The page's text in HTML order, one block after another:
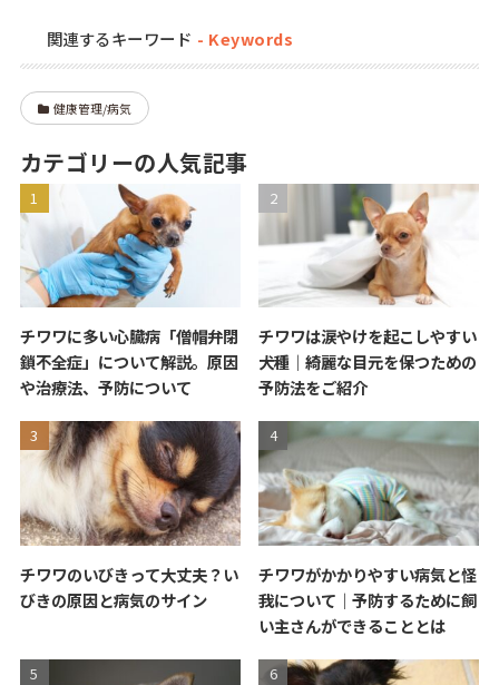
関連するキーワード
健康管理/病気
カテゴリーの人気記事
チワワに多い心臓病「僧帽弁閉
鎖不全症」について解説。原因
や治療法、予防について
チワワは涙やけを起こしやすい
犬種｜綺麗な目元を保つための
予防法をご紹介
チワワのいびきって大丈夫？い
びきの原因と病気のサイン
チワワがかかりやすい病気と怪
我について｜予防するために飼
い主さんができることとは